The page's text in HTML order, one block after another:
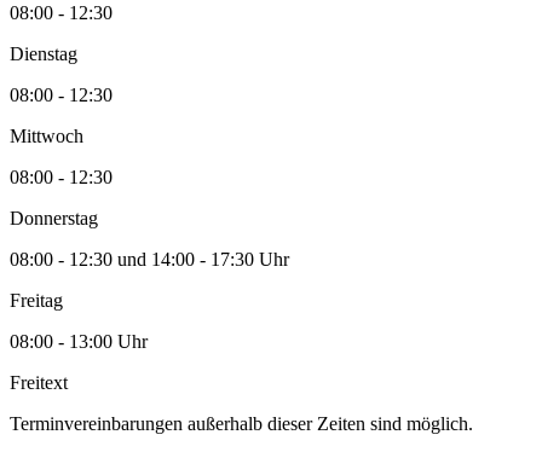
08:00 - 12:30
Dienstag
08:00 - 12:30
Mittwoch
08:00 - 12:30
Donnerstag
08:00 - 12:30 und 14:00 - 17:30 Uhr
Freitag
08:00 - 13:00 Uhr
Freitext
Terminvereinbarungen außerhalb dieser Zeiten sind möglich.